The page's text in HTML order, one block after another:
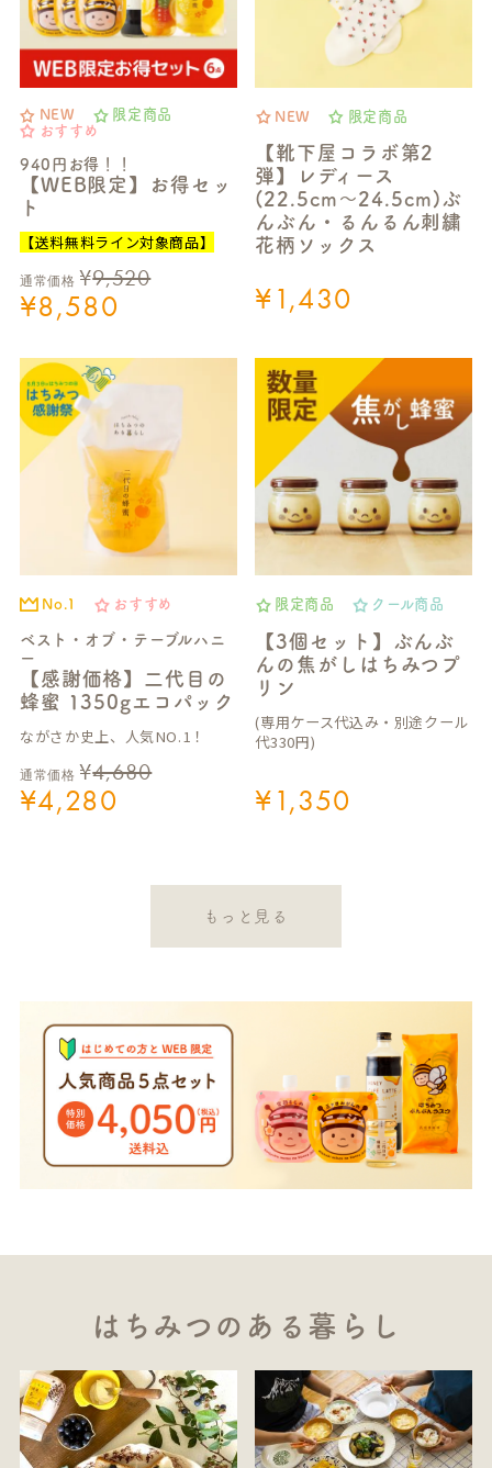
NEW
限定商品
おすすめ
940円お得！！
【WEB限定】お得セッ
ト
【送料無料ライン対象商品】
通常価格 ¥9,520
¥8,580
NEW 限定商品
【靴下屋コラボ第2
弾】レディース
(22.5cm～24.5cm)ぶ
んぶん・るんるん刺繍
花柄ソックス
¥1,430
No.1 おすすめ
ベスト・オブ・テーブルハニ
ー
【感謝価格】二代目の
蜂蜜 1350gエコパック
ながさか史上、人気NO.1！
通常価格 ¥4,680
¥4,280
限定商品 クール商品
【3個セット】ぶんぶ
んの焦がしはちみつプ
リン
(専用ケース代込み・別途クール
代330円)
¥1,350
もっと見る
はちみつのある暮らし